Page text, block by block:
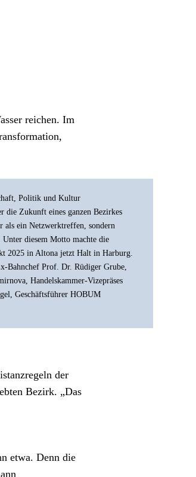
reichen. Im
Politik und Kultur
die Zukunft eines ganzen Bezirkes
als ein Netzwerktreffen, sondern
Unter diesem Motto machte die
2025 in Altona jetzt Halt in Harburg.
Bahnchef Prof. Dr. Rüdiger Grube,
Handelskammer-Vizepräses
Geschäftsführer HOBUM
der
Bezirk. „Das
etwa. Denn die